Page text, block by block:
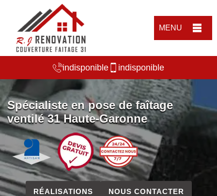
MENU
indisponible indisponible
Spécialiste en pose de faîtage
ventilé 31 Haute-Garonne
RÉALISATIONS NOUS CONTACTER